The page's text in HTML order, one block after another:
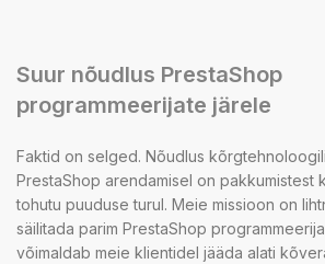
Suur nõudlus PrestaShop
programmeerijate järele
Faktid on selged. Nõudlus
PrestaShop arendamisel on pakkumistest
tohutu puuduse turul. Meie missioon on
säilitada parim PrestaShop
võimaldab meie klientidel jääda alati